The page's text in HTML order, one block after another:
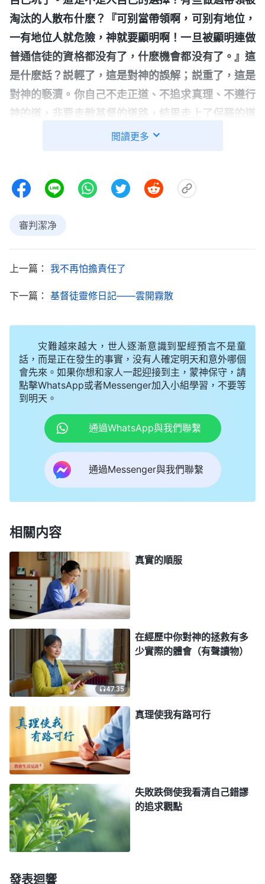
淘汰的人散布什麽？『可别當帶領啊，可别有地位，
一有地位人就危險，神就要顯明啊！一旦被顯明連做
普通信徒的資格都没有了，什麽機會都没有了。』這
是什麽話？説輕了，這是對神的誤解；説重了，這是
對神的褻瀆。你自己不走正道、不追求真理、不遵行
神的道，非要走敵基督的道路，結果走上了保羅的道
路，落得跟保羅一樣的下場、結局，然後還埋怨神、
的試探捆綁》
通過神話語的揭示我才認識到，人走敵
求真理，總追求名譽地位，顯露自己讓人高看，甚至
還作惡打岔攪擾教會工作。仔細想想，我以前失敗不
是因為有地位，而是我的性情太狂妄，盡本分期間不
許多弟兄姊妹，他們也盡帶領本分，但他們走的路
們注重反省認識自己，注重尋求真理解决自己的敗壞
性情，按真理原則辦事，盡本分越來越有果效。地位
是很顯明人，但對于追求真理的人來説，地位再高也
不會作惡，對不追求真理的人，即使没有地位最終也
會被淘汰。明白這些後，我也意識到為什麽自己被選
為帶領後心裏抵觸，推托這個本分，主要就是因為經
過多次撤换之後，我不追求真理，不反省認識自己失
敗的根源，反而認為是有了地位才導致自己一次次跌
不是迎合順服，而是保全自己，擔心盡帶領本分再被
顯明、撤换或者作惡被開除。我真是太謬妄了！
我又看到神的話説：「
禍并無關係，本分是人該做到的，是人的天職，應不
講報酬、不講條件、没有理由，這才叫盡本分。得福
是人經審判之後得成全而享受的福氣，受禍是人經過
刑罰、審判之後性情没有變化，也就是没經成全而受
到的懲罰。但不論是得福或是受禍，作為受造之物就
應盡到自己的本分，做自己該做的，做自己能做到
的，這是作為一個人，一個追求神的人最起碼具備
的。你不應為得福而盡本分，也不應怕受禍而拒絶盡
本分。我對你們説一句這樣的話：人能盡自己的本分
那是人該做的，人若不能盡自己的本分那就是人的悖
逆。」《話・卷一 神的顯現與作工・道成肉身的神的職
分與人的本分的區别》從神的話中看到，人盡什麽本分
不能决定人最終是得福還是受禍，人得福受禍主要是
根據人在盡本分的過程中是否追求真理，最終有没有
到很蒙羞，看到自己信神這麽多年來一直在為前途歸
閲讀更多
審判潔净
上一篇： 我不再怕擔責任了
下一篇： 基督徒靈修日記——雲開霧散
灾難越來越大，世人逐漸意識到聖經預言不是童
話，而是正在發生的事實，没有人確定明天和意外哪個
會先來。如果你想和家人一起迎接到主，蒙神保守，請
點擊WhatsApp或者Messenger加入小組學習，不要等
到明天。
通過WhatsApp與我們聯繫
通過Messenger與我們聯繫
相關内容
真實的順服
47:35
在經歷中你對神的拯救有多
少實際的體會（有聲讀物）
真理使我有路可行
失敗跌倒使我看清自己錯謬
的追求觀點
發表迴響